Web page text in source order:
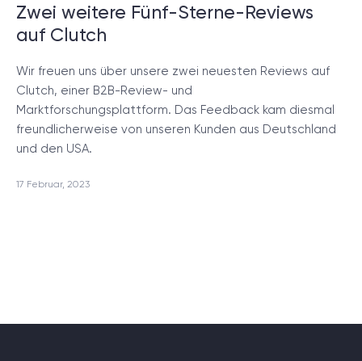
Zwei weitere Fünf-Sterne-Reviews
auf Clutch
Wir freuen uns über unsere zwei neuesten Reviews auf
Clutch, einer B2B-Review- und
Marktforschungsplattform. Das Feedback kam diesmal
freundlicherweise von unseren Kunden aus Deutschland
und den USA.
17 Februar, 2023